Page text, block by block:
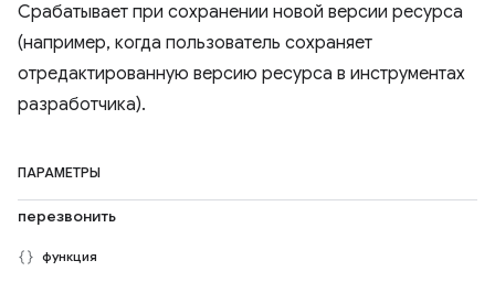
Срабатывает при сохранении новой версии ресурса
(например, когда пользователь сохраняет
отредактированную версию ресурса в инструментах
разработчика).
ПАРАМЕТРЫ
перезвонить
функция